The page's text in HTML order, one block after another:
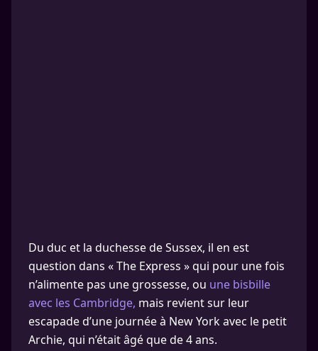
Du duc et la duchesse de Sussex, il en est
question dans « The Express » qui pour une fois
n’alimente pas une grossesse, ou une bisbille
avec les Cambridge, mais revient sur leur
escapade d’une journée à New York avec le petit
Archie, qui n’était âgé que de 4 ans.